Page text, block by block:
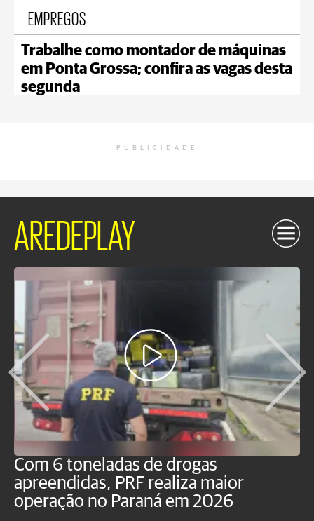
EMPREGOS
Trabalhe como montador de máquinas
em Ponta Grossa; confira as vagas desta
segunda
PUBLICIDADE
AREDEPLAY
Com 6 toneladas de drogas
apreendidas, PRF realiza maior
operação no Paraná em 2026